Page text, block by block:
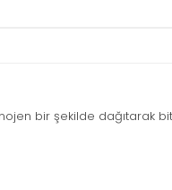
bir şekilde dağıtarak